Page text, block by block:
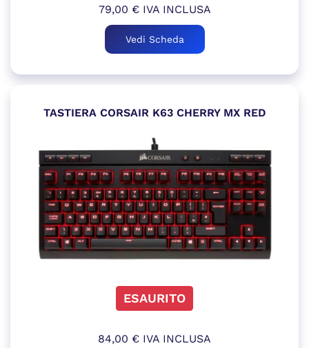
79,00 €IVA INCLUSA
Vedi Scheda
TASTIERA CORSAIR K63 CHERRY MX RED
ESAURITO
84,00 € IVA INCLUSA